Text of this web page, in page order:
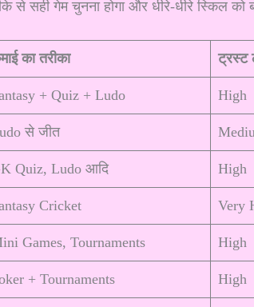
सही गेम चुनना होगा और धीरे-धीरे स्किल को
का तरीका ट्रस्ट
+ Quiz + Ludo High
से जीत
Quiz, Ludo आदि High
Cricket Very
Games, Tournaments High
+ Tournaments High